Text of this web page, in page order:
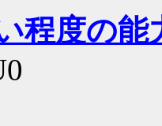
程度の能